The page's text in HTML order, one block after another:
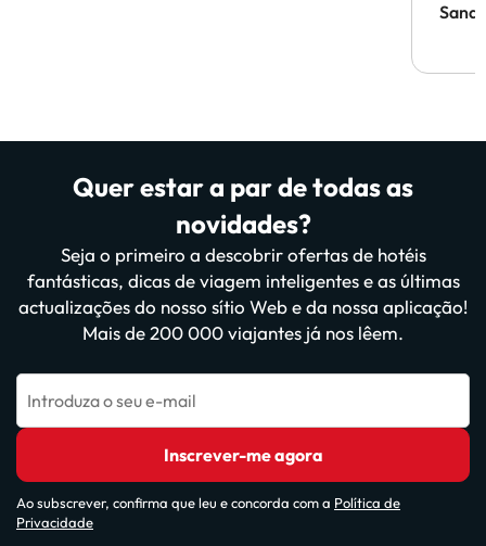
Quer estar a par de todas as
novidades?
Seja o primeiro a descobrir ofertas de hotéis
fantásticas, dicas de viagem inteligentes e as últimas
actualizações do nosso sítio Web e da nossa aplicação!
Mais de 200 000 viajantes já nos lêem.
Introduza o seu e-mail
Inscrever-me agora
Ao subscrever, confirma que leu e concorda com a Política de
Privacidade